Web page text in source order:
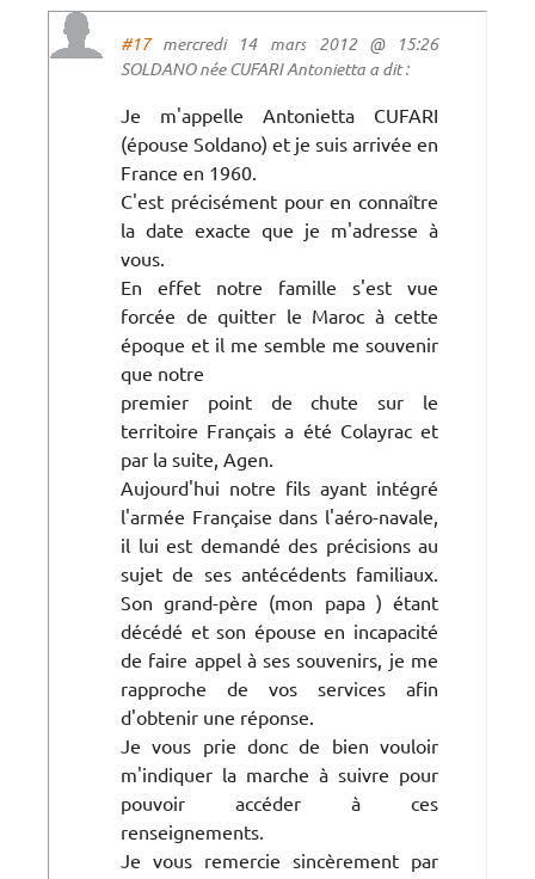
#17mercredi 14 mars 2012 @ 15:26
SOLDANO née CUFARI Antonietta a dit :
Je m'appelle Antonietta CUFARI
(épouse Soldano) et je suis arrivée en
France en 1960.
C'est précisément pour en connaître
la date exacte que je m'adresse à
vous.
En effet notre famille s'est vue
forcée de quitter le Maroc à cette
époque et il me semble me souvenir
que notre
premier point de chute sur le
territoire Français a été Colayrac et
par la suite, Agen.
Aujourd'hui notre fils ayant intégré
l'armée Française dans l'aéro-navale,
il lui est demandé des précisions au
sujet de ses antécédents familiaux.
Son grand-père (mon papa ) étant
décédé et son épouse en incapacité
de faire appel à ses souvenirs, je me
rapproche de vos services afin
d'obtenir une réponse.
Je vous prie donc de bien vouloir
m'indiquer la marche à suivre pour
pouvoir accéder à ces
renseignements.
Je vous remercie sincèrement par